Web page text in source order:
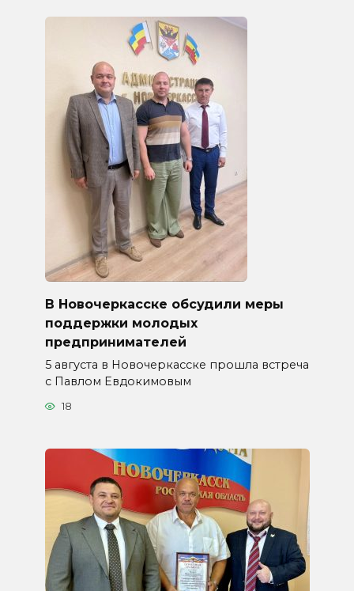
В Новочеркасске обсудили меры
поддержки молодых
предпринимателей
5 августа в Новочеркасске прошла встреча
с Павлом Евдокимовым
18